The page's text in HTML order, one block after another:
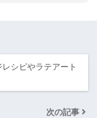
シピやラテアート
次の記事